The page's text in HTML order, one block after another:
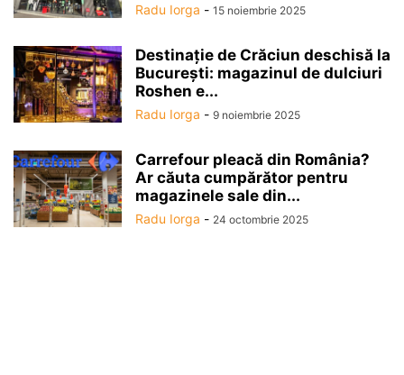
Radu Iorga - 15 noiembrie 2025
Destinaţie de Crăciun deschisă la
Bucureşti: magazinul de dulciuri
Roshen e...
Radu Iorga - 9 noiembrie 2025
Carrefour pleacă din România?
Ar căuta cumpărător pentru
magazinele sale din...
Radu Iorga - 24 octombrie 2025